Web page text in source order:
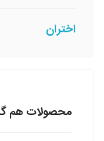
اختران
محصولات هم